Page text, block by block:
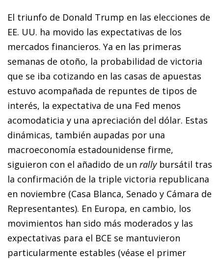
El triunfo de Donald Trump en las elecciones de
EE. UU. ha movido las expectativas de los
mercados financieros. Ya en las primeras
semanas de otoño, la probabilidad de victoria
que se iba cotizando en las casas de apuestas
estuvo acompañada de repuntes de tipos de
interés, la expectativa de una Fed menos
acomodaticia y una apreciación del dólar. Estas
dinámicas, también aupadas por una
macroeconomía estadounidense firme,
siguieron con el añadido de un rallybursátil tras
la confirmación de la triple victoria republicana
en noviembre (Casa Blanca, Senado y Cámara de
Representantes). En Europa, en cambio, los
movimientos han sido más moderados y las
expectativas para el BCE se mantuvieron
particularmente estables (véase el primer